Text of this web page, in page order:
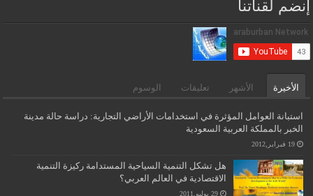
إنضم لقناتنا
الأخيرة الأشهر تعليقات الوسوم
استبانة العوامل المؤثرة في استخدامات الأراضي التجارية: دراسة حالة مدينة
الخبر بالمملكة العربية السعودية
19 فبراير,2012
هل تشكل التنمية السياحية المستدامة ركيزة التنمية
الاقتصادية في العالم العربي؟
29 يوليو,2011